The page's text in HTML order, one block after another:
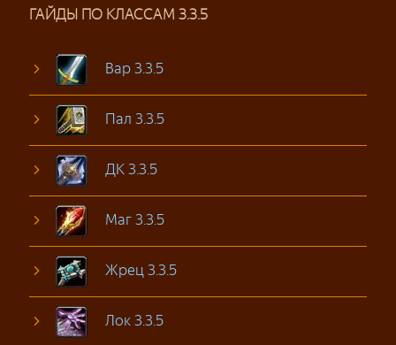
ГАЙДЫ ПО КЛАССАМ 3.3.5
Вар 3.3.5
Пал 3.3.5
ДК 3.3.5
Маг 3.3.5
Жрец 3.3.5
Лок 3.3.5